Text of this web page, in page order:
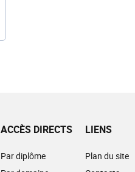
ACCÈS DIRECTS
Par diplôme
LIENS
Plan du site